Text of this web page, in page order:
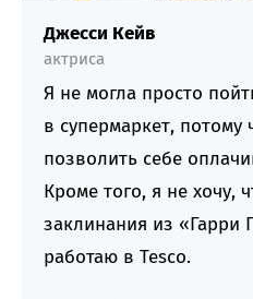
Джесси Кейв
актриса
Я не могла просто
в супермаркет, потому
позволить себе
Кроме того, я не хочу,
заклинания из «Гарри
работаю в Tesco.